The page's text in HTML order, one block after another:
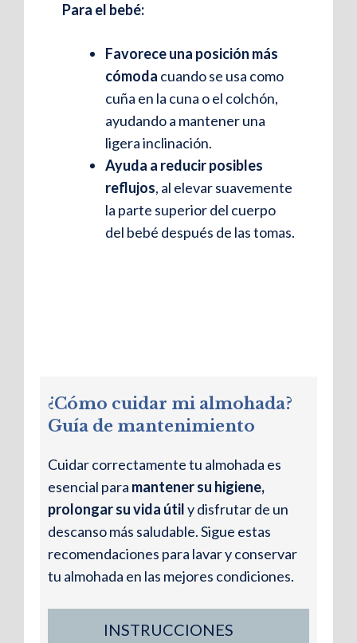
excepcional y gran elasticidad,
proporcionando comodidad,
Gracias a su firmeza media y su
capacidad de adaptación, esta
adecuada para embarazadas,
ayudando a mantener la alineación
cervical y reduciendo tensiones.
Para el bebé:
Favorece una posición más
cómoda cuando se usa como
cuña en la cuna o el colchón,
ayudando a mantener una
ligera inclinación.
Ayuda a reducir posibles
reflujos, al elevar suavemente
la parte superior del cuerpo
del bebé después de las tomas.
¿Cómo cuidar mi almohada?
Guía de mantenimiento
Cuidar correctamente tu almohada es
esencial para mantener su higiene,
prolongar su vida útily disfrutar de un
descanso más saludable. Sigue estas
recomendaciones para lavar y conservar
tu almohada en las mejores condiciones.
INSTRUCCIONES